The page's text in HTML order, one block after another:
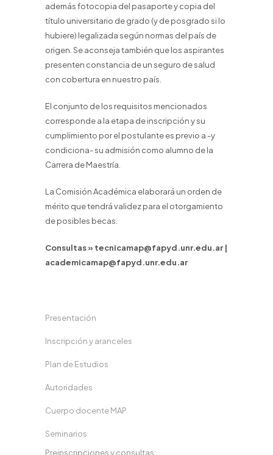
además fotocopia del pasaporte y copia del
título universitario de grado (y de posgrado si lo
hubiere) legalizada según normas del país de
origen. Se aconseja también que los aspirantes
presenten constancia de un seguro de salud
con cobertura en nuestro país.
El conjunto de los requisitos mencionados
corresponde a la etapa de inscripción y su
cumplimiento por el postulante es previo a -y
condiciona- su admisión como alumno de la
Carrera de Maestría.
La Comisión Académica elaborará un orden de
mérito que tendrá validez para el otorgamiento
de posibles becas.
Consultas » tecnicamap@fapyd.unr.edu.ar |
academicamap@fapyd.unr.edu.ar
Presentación
Inscripción y aranceles
Plan de Estudios
Autoridades
Cuerpo docente MAP
Seminarios
Preinscripciones y consultas: